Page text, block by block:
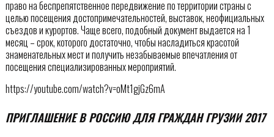
право на беспрепятственное передвижение по территории страны с
целью посещения достопримечательностей, выставок, неофициальных
съездов и курортов. Чаще всего, подобный документ выдается на 1
месяц – срок, которого достаточно, чтобы насладиться красотой
знаменательных мест и получить незабываемые впечатления от
посещения специализированных мероприятий.
https://youtube.com/watch?v=oMt1gjGz6mA
ПРИГЛАШЕНИЕ В РОССИЮ ДЛЯ ГРАЖДАН ГРУЗИИ 2017